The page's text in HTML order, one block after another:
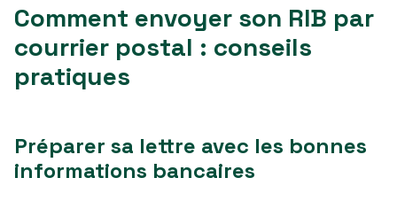
Comment envoyer son RIB par
courrier postal : conseils
pratiques
Préparer sa lettre avec les bonnes
informations bancaires